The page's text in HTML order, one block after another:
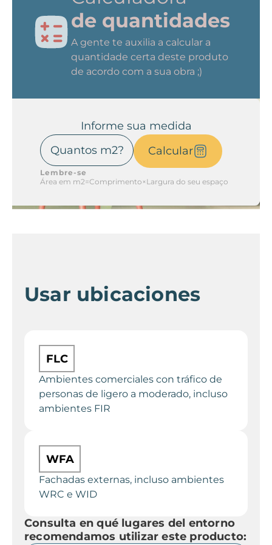
de quantidades
A gente te auxilia a calcular a
quantidade certa deste produto
de acordo com a sua obra ;)
Informe sua medida
Calcular
Lembre-se
Área em m2=Comprimento×Largura do seu espaço
Usar ubicaciones
FLC
Ambientes comerciales con tráfico de
personas de ligero a moderado, incluso
ambientes FIR
WFA
Fachadas externas, incluso ambientes
WRC e WID
Consulta en qué lugares del entorno
recomendamos utilizar este producto: